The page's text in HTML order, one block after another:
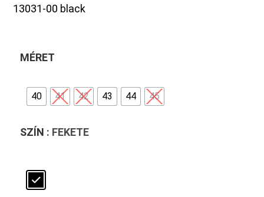
13031-00 black
MÉRET
40 41 42 43 44 45
SZÍN : FEKETE